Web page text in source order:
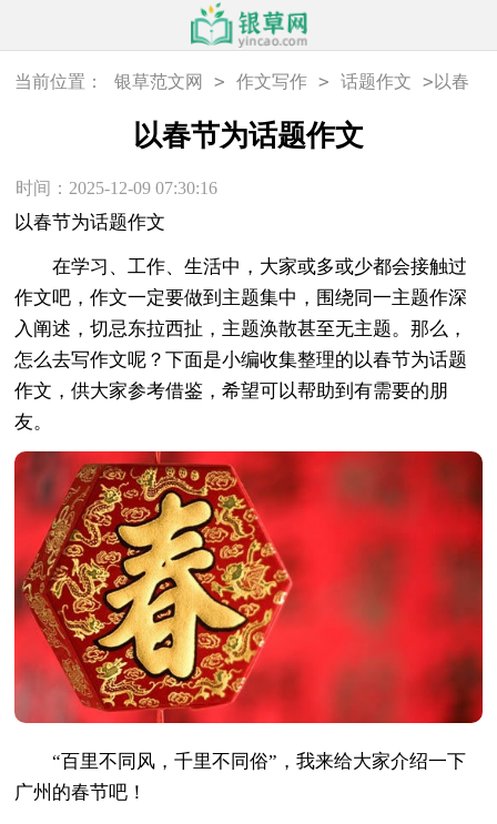
当前位置： 银草范文网 > 作文写作 > 话题作文 >以春
以春节为话题作文
时间：2025-12-09 07:30:16
以春节为话题作文
在学习、工作、生活中，大家或多或少都会接触过
作文吧，作文一定要做到主题集中，围绕同一主题作深
入阐述，切忌东拉西扯，主题涣散甚至无主题。那么，
怎么去写作文呢？下面是小编收集整理的以春节为话题
作文，供大家参考借鉴，希望可以帮助到有需要的朋
友。
“百里不同风，千里不同俗”，我来给大家介绍一下
广州的春节吧！